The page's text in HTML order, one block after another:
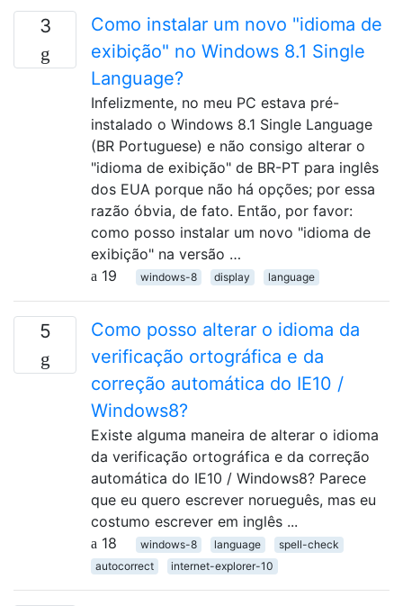
3
Como instalar um novo "idioma de
exibição" no Windows 8.1 Single
Language?
Infelizmente, no meu PC estava pré-
instalado o Windows 8.1 Single Language
(BR Portuguese) e não consigo alterar o
"idioma de exibição" de BR-PT para inglês
dos EUA porque não há opções; por essa
razão óbvia, de fato. Então, por favor:
como posso instalar um novo "idioma de
exibição" na versão …
19
windows-8 display language
5
Como posso alterar o idioma da
verificação ortográfica e da
correção automática do IE10 /
Windows8?
Existe alguma maneira de alterar o idioma
da verificação ortográfica e da correção
automática do IE10 / Windows8? Parece
que eu quero escrever norueguês, mas eu
costumo escrever em inglês ...
18
windows-8 language
spell-check
autocorrect
internet-explorer-10